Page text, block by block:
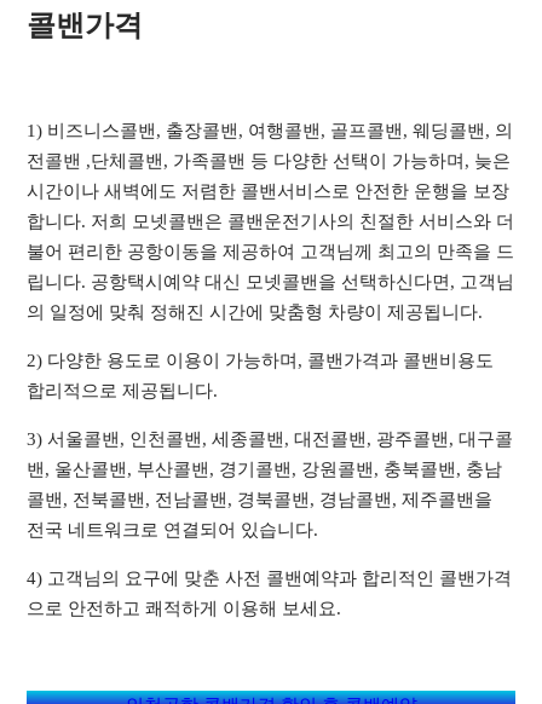
콜밴가격
1) 비즈니스콜밴, 출장콜밴, 여행콜밴, 골프콜밴, 웨딩콜밴, 의
전콜밴 ,단체콜밴, 가족콜밴 등 다양한 선택이 가능하며, 늦은
시간이나 새벽에도 저렴한 콜밴서비스로 안전한 운행을 보장
합니다. 저희 모넷콜밴은 콜밴운전기사의 친절한 서비스와 더
불어 편리한 공항이동을 제공하여 고객님께 최고의 만족을 드
립니다. 공항택시예약 대신 모넷콜밴을 선택하신다면, 고객님
의 일정에 맞춰 정해진 시간에 맞춤형 차량이 제공됩니다.
2) 다양한 용도로 이용이 가능하며, 콜밴가격과 콜밴비용도
합리적으로 제공됩니다.
3) 서울콜밴, 인천콜밴, 세종콜밴, 대전콜밴, 광주콜밴, 대구콜
밴, 울산콜밴, 부산콜밴, 경기콜밴, 강원콜밴, 충북콜밴, 충남
콜밴, 전북콜밴, 전남콜밴, 경북콜밴, 경남콜밴, 제주콜밴을
전국 네트워크로 연결되어 있습니다.
4) 고객님의 요구에 맞춘 사전 콜밴예약과 합리적인 콜밴가격
으로 안전하고 쾌적하게 이용해 보세요.